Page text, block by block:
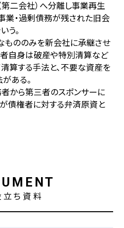
二会社）へ分離し事業再生
業・過剰債務が残された旧会
う。
ののみを新会社に承継させ
自身は破産や特別清算など
算する手法と、不要な資産を
ある。
から第三者のスポンサーに
債権者に対する弁済原資と
立ち資料